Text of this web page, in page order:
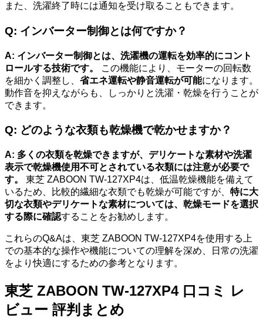
また、洗濯終了時には通知を受け取ることもできます。
Q: インバーター制御とは何ですか？
A: インバーター制御とは、洗濯機の運転を効率的にコント
ロールする技術です。
この機能により、モーターの回転数
を細かく調整し、 省エネ運転や静音運転が可能になります。
動作音を抑えながらも、しっかりと洗濯・乾燥を行うことが
できます。
Q: どのような衣類も乾燥機で乾かせますか？
A: 多くの衣類を乾燥できますが、デリケートな素材や洗濯
表示で乾燥機使用不可とされている衣類には注意が必要で
す。
東芝 ZABOON TW-127XP4は、低温乾燥機能を備えて
いるため、比較的繊細な衣類でも乾燥が可能ですが、 特に大
切な衣類やデリケートな素材については、乾燥モードを選択
する際に確認することをお勧めします。
これらのQ&Aは、東芝 ZABOON TW-127XP4を使用する上
での基本的な操作や機能についての理解を深め、日常の洗濯
をより快適にするための参考となります。
東芝 ZABOON TW-127XP4 口コミ レ
ビュー 評判まとめ